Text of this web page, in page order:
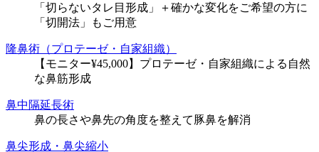
「切らないタレ目形成」＋確かな変化をご希望の方に
「切開法」もご用意
隆鼻術（プロテーゼ・自家組織）
【モニター¥45,000】プロテーゼ・自家組織による自然
な鼻筋形成
鼻中隔延長術
鼻の長さや鼻先の角度を整えて豚鼻を解消
鼻尖形成・鼻尖縮小